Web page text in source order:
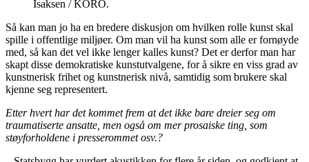
Isaksen / KORO.
Så kan man jo ha en bredere diskusjon om hvilken rolle kunst skal
spille i offentlige miljøer. Om man vil ha kunst som alle er fornøyde
med, så kan det vel ikke lenger kalles kunst? Det er derfor man har
skapt disse demokratiske kunstutvalgene, for å sikre en viss grad av
kunstnerisk frihet og kunstnerisk nivå, samtidig som brukere skal
kjenne seg representert.
Etter hvert har det kommet frem at det ikke bare dreier seg om
traumatiserte ansatte, men også om mer prosaiske ting, som
støyforholdene i presserommet osv.?